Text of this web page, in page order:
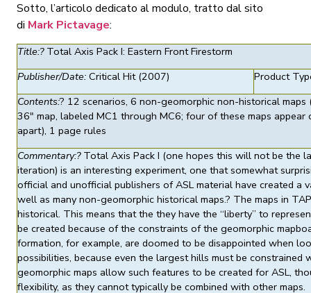
Sotto, l’articolo dedicato al modulo, tratto dal sito
di Mark Pictavage:
Title:? Total Axis Pack I: Eastern Front Firestorm
Publisher/Date: Critical Hit (2007)
Product
Contents:? 12 scenarios, 6 non-geomorphic non-historical
36″ map, labeled MC1 through MC6; four of these maps
apart), 1 page rules
Commentary:? Total Axis Pack I (one hopes this will not be the
iteration) is an interesting experiment, one that somewhat
official and unofficial publishers of ASL material have created a
well as many non-geomorphic historical maps.? The maps in
historical. This means that the they have the “liberty” to
be created because of the constraints of the geomorphic
formation, for example, are doomed to be disappointed when
possibilities, because even the largest hills must be constrained
geomorphic maps allow such features to be created for ASL,
flexibility, as they cannot typically be combined with other maps.